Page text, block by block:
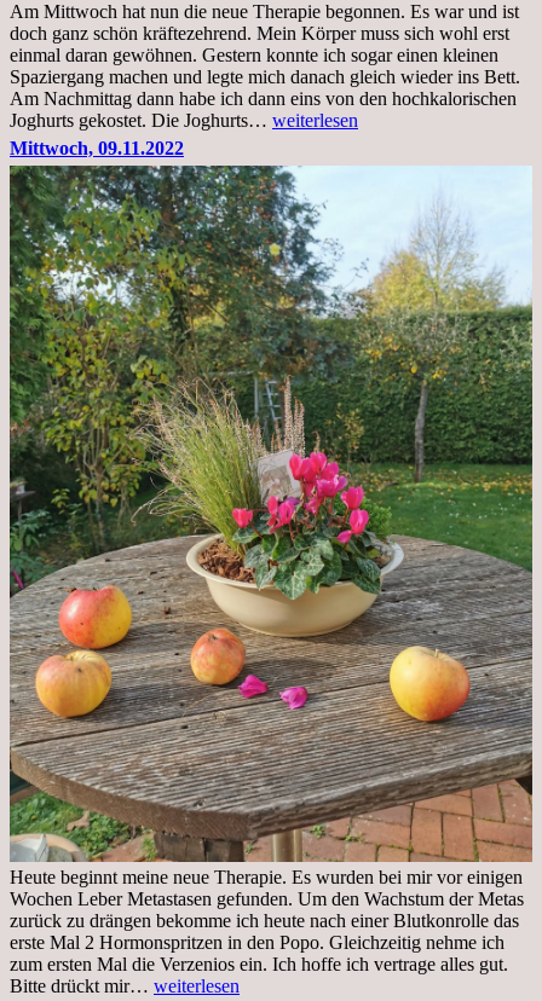
Am Mittwoch hat nun die neue Therapie begonnen. Es war und ist
doch ganz schön kräftezehrend. Mein Körper muss sich wohl erst
einmal daran gewöhnen. Gestern konnte ich sogar einen kleinen
Spaziergang machen und legte mich danach gleich wieder ins Bett.
Am Nachmittag dann habe ich dann eins von den hochkalorischen
Joghurts gekostet. Die Joghurts… Freitag,
Therapie
Beginn
gut
überstanden
weiterlesen
Mittwoch, 09.11.2022
Heute beginnt meine neue Therapie. Es wurden bei mir vor einigen
Wochen Leber Metastasen gefunden. Um den Wachstum der Metas
zurück zu drängen bekomme ich heute nach einer Blutkonrolle das
erste Mal 2 Hormonspritzen in den Popo. Gleichzeitig nehme ich
zum ersten Mal die Verzenios ein. Ich hoffe ich vertrage alles gut.
Bitte drückt mir… Mittwoch,
weiterlesen